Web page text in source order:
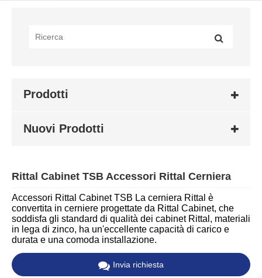
Prodotti
Nuovi Prodotti
Rittal Cabinet TSB Accessori Rittal Cerniera
Accessori Rittal Cabinet TSB La cerniera Rittal è
convertita in cerniere progettate da Rittal Cabinet, che
soddisfa gli standard di qualità dei cabinet Rittal, materiali
in lega di zinco, ha un'eccellente capacità di carico e
durata e una comoda installazione.
Invia richiesta